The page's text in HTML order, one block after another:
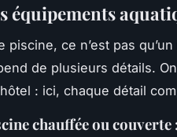
équipements
piscine, ce n’est pas
de plusieurs détails.
: ici, chaque détail
chauffée ou couverte